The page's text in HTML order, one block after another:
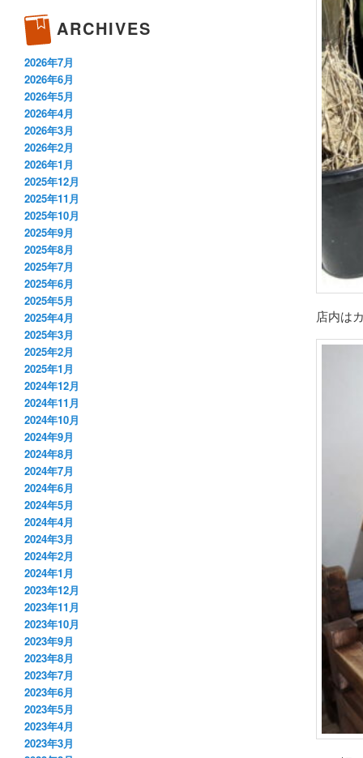
店内は
ARCHIVES
2026年7月
2026年6月
2026年5月
2026年4月
2026年3月
2026年2月
2026年1月
2025年12月
2025年11月
2025年10月
2025年9月
2025年8月
2025年7月
2025年6月
2025年5月
2025年4月
2025年3月
2025年2月
2025年1月
2024年12月
2024年11月
2024年10月
2024年9月
2024年8月
2024年7月
2024年6月
2024年5月
2024年4月
2024年3月
2024年2月
2024年1月
2023年12月
2023年11月
2023年10月
2023年9月
2023年8月
2023年7月
2023年6月
2023年5月
2023年4月
2023年3月